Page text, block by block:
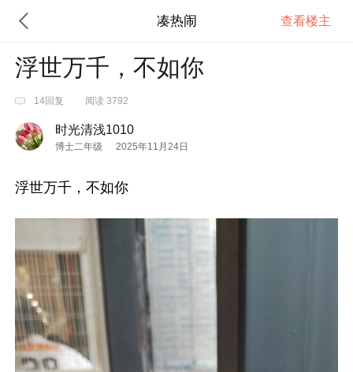
凑热闹 查看楼主
浮世万千，不如你
14回复 阅读 3792
时光清浅1010
博士二年级 2025年11月24日
浮世万千，不如你